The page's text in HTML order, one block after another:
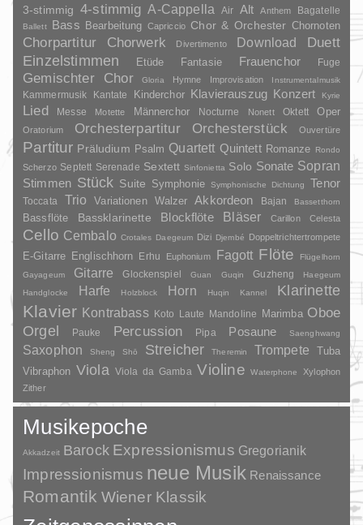
3-stimmig 4-stimmig A-Cappella Air Alt Anthem Bagatelle
Ballett Bass Bearbeitung Capriccio Chor & Orchester Chornoten
Chorpartitur Chorwerk Divertimento Download
Duett
Einzelstimmen
Etüde Fantasie Frauenchor Fuge
Gemischter Chor Gloria Hymne Improvisation Instrumentalmusik
Kammermusik Kantate Kinderchor Klavierauszug Konzert Kyrie
Lied Messe Motette Männerchor Nocturne Nonett Oktett Oper
Oratorium Orchesterpartitur Orchesterstück Ouvertüre
Partitur Präludium Psalm Quartett Quintett Romanze Rondo
Scherzo Septett Serenade Sextett Sinfonietta Solo Sonate Sopran
Stimmen Stück Suite Symphonie Symphonische Dichtung Tenor
Toccata Trio Variationen Walzer Akkordeon Bajan Bassetthorn
Bassflöte Bassklarinette Blockflöte Bläser Carillon Celesta
Cello Cembalo Crotales Daegeum Dizi Djembé Doppeltrichtertrompete
E-Gitarre Englischhorn Erhu Euphonium Fagott Flöte
Flügelhorn
Gayageum
Gitarre Glockenspiel Guan Guqin Guzheng
Haegeum
Handglocke
Harfe Holzblock Horn Huqin Kannel Klarinette
Klavier Kontrabass Koto Laute Mandoline Marimba Oboe
Orgel Pauke Percussion Pipa Posaune Saenghwang
Saxophon Sheng Shō Streicher Theremin Trompete
Tuba
Vibraphon Viola Viola da Gamba Violine Waterphone
Xylophon
Zither
Musikepoche
Akkadzeit Barock Expressionismus Gregorianik
Impressionismus neue Musik Renaissance
Romantik Wiener Klassik